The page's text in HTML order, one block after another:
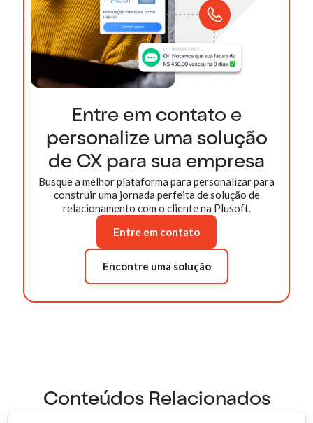
Entre em contato e
personalize uma solução
de CX para sua empresa
Busque a melhor plataforma para personalizar para
construir uma jornada perfeita de solução de
relacionamento com o cliente na Plusoft.
Entre em contato
Encontre uma solução
Conteúdos Relacionados